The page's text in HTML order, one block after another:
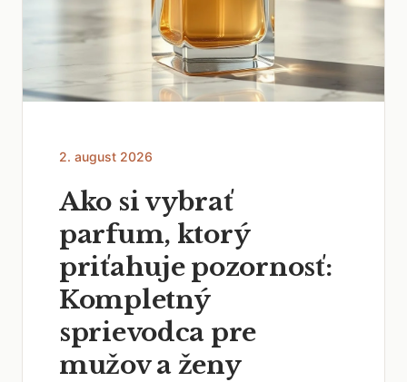
2. august 2026
Ako si vybrať
parfum, ktorý
priťahuje pozornosť:
Kompletný
sprievodca pre
mužov a ženy